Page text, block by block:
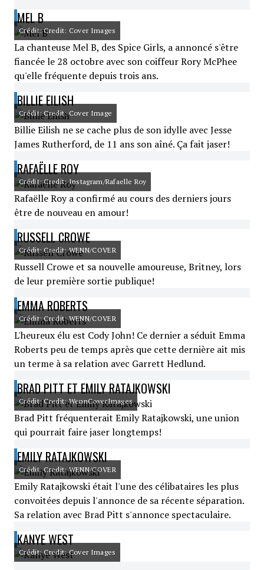
MEL B
Crédit: Credit: Cover Images
La chanteuse Mel B, des Spice Girls, a annoncé s'être
fiancée le 28 octobre avec son coiffeur Rory McPhee
qu'elle fréquente depuis trois ans.
BILLIE EILISH
Crédit: Credit: Cover Image
Billie Eilish ne se cache plus de son idylle avec Jesse
James Rutherford, de 11 ans son aîné. Ça fait jaser!
RAFAËLLE ROY
Crédit: Credit: Instagram/Rafaelle Roy
Rafaëlle Roy a confirmé au cours des derniers jours
être de nouveau en amour!
RUSSELL CROWE
Crédit: Credit: WENN/COVER
Russell Crowe et sa nouvelle amoureuse, Britney, lors
de leur première sortie publique!
EMMA ROBERTS
Crédit: Credit: WENN/COVER
L'heureux élu est Cody John! Ce dernier a séduit Emma
Roberts peu de temps après que cette dernière ait mis
un terme à sa relation avec Garrett Hedlund.
BRAD PITT ET EMILY RATAJKOWSKI
Crédit: Credit: WennCoverImages
Brad Pitt fréquenterait Emily Ratajkowski, une union
qui pourrait faire jaser longtemps!
EMILY RATAJKOWSKI
Crédit: Credit: WENN/COVER
Emily Ratajkowski était l'une des célibataires les plus
convoitées depuis l'annonce de sa récente séparation.
Sa relation avec Brad Pitt s'annonce spectaculaire.
KANYE WEST
Crédit: Credit: Cover Images